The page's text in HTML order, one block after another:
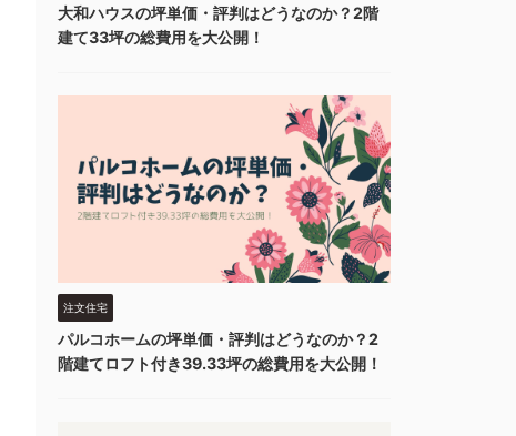
大和ハウスの坪単価・評判はどうなのか？2階
建て33坪の総費用を大公開！
注文住宅
パルコホームの坪単価・評判はどうなのか？2
階建てロフト付き39.33坪の総費用を大公開！